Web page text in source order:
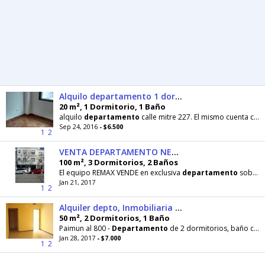
1 2
Alquilo departamento 1 dormitorio Neuquen
20 m², 1 Dormitorio, 1 Baño
alquilo departamento calle mitre 227. El mismo cuenta con
Sep 24, 2016 - $6.500
1 2
VENTA DEPARTAMENTO NEUQUEN CAPITAL
100 m², 3 Dormitorios, 2 Baños
El equipo REMAX VENDE en exclusiva departamento sobre la calle Bouquet Roldan al 400 de la ciudad
Jan 21, 2017
1 2
Alquiler depto, Inmobiliaria Profili y asoc , Neuquen
50 m², 2 Dormitorios, 1 Baño
Paimun al 800 - Departamento de 2 dormitorios, baño con ducha, cocina independiente y
Jan 28, 2017 - $7.000